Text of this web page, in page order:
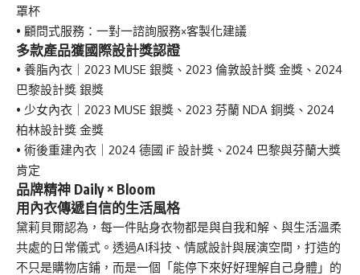
罩杯
• 顧問式服務：一對一諮詢服務×客製化建議
多款產品獲國際設計獎認證
• 養脂內衣｜2023 MUSE 銀獎、2023 倫敦設計獎 金獎、2024
巴黎設計獎 銀獎
• 少女內衣｜2023 MUSE 銀獎、2023 芬蘭 NDA 銅獎、2024
柏林設計獎 金獎
• 術後重建內衣｜2024 德國 iF 設計獎、2024 巴黎與芬蘭大獎
肯定
品牌精神 Daily × Bloom
用內衣傳遞自信的生活風格
黛莉貝爾認為，每一件貼身衣物都是與自我和解、與生活溫柔
共處的日常儀式。透過AI科技、情感設計與展演空間，打造的
不只是購物店鋪，而是一個「能停下來好好理解自己身體」的